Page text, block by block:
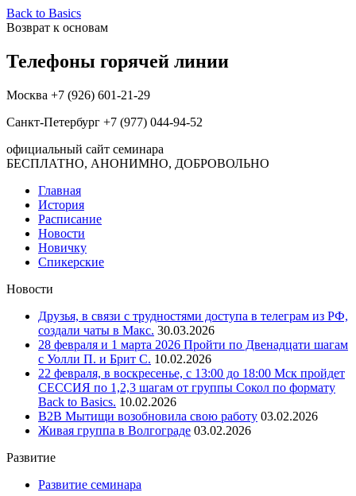
Back to Basics
Возврат к основам
Телефоны горячей линии
Москва +7 (926) 601-21-29
Санкт-Петербург +7 (977) 044-94-52
официальный сайт семинара
БЕСПЛАТНО, АНОНИМНО, ДОБРОВОЛЬНО
Главная
История
Расписание
Новости
Новичку
Спикерские
Новости
Друзья, в связи с трудностями доступа в телеграм из РФ,
создали чаты в Макс. 30.03.2026
28 февраля и 1 марта 2026 Пройти по Двенадцати шагам
с Уолли П. и Брит С. 10.02.2026
22 февраля, в воскресенье, с 13:00 до 18:00 Мск пройдет
СЕССИЯ по 1,2,3 шагам от группы Сокол по формату
Back to Basics. 10.02.2026
В2В Мытищи возобновила свою работу 03.02.2026
Живая группа в Волгограде 03.02.2026
Развитие
Развитие семинара